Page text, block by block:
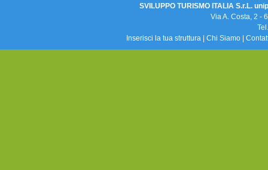
SVILUPPO TURISMO ITALIA S.r.L.
Via A. Costa, 2 -
Inserisci la tua struttura
Chi Siamo